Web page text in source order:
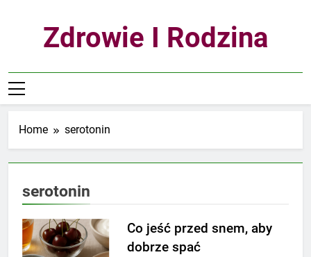
Zdrowie I Rodzina
Home serotonin
serotonin
Co jeść przed snem, aby
dobrze spać